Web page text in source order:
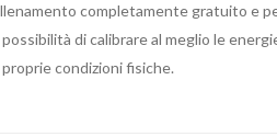
completamente gratuito e
di calibrare al meglio le
condizioni fisiche.